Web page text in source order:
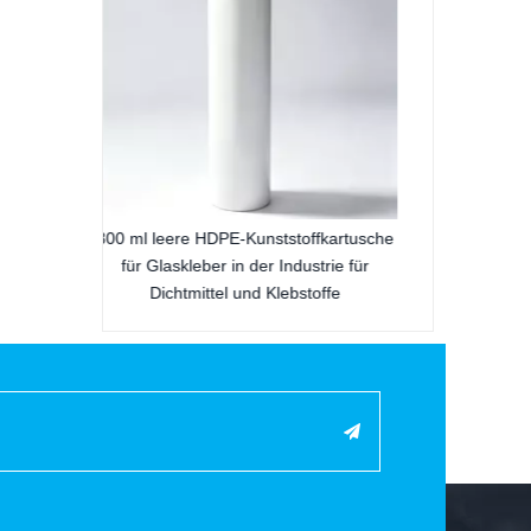
200 ml: 200 ml chemische Resistenz
Zweikomponente Dual-Plastik-Kartusche
für PU-Klebstoffverpackungen für die